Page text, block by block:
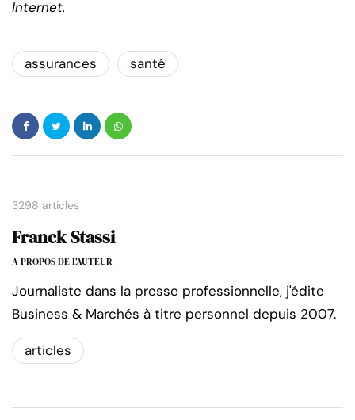
Internet.
assurances santé
3298 articles
Franck Stassi
A PROPOS DE L'AUTEUR
Journaliste dans la presse professionnelle, j'édite
Business & Marchés à titre personnel depuis 2007.
articles